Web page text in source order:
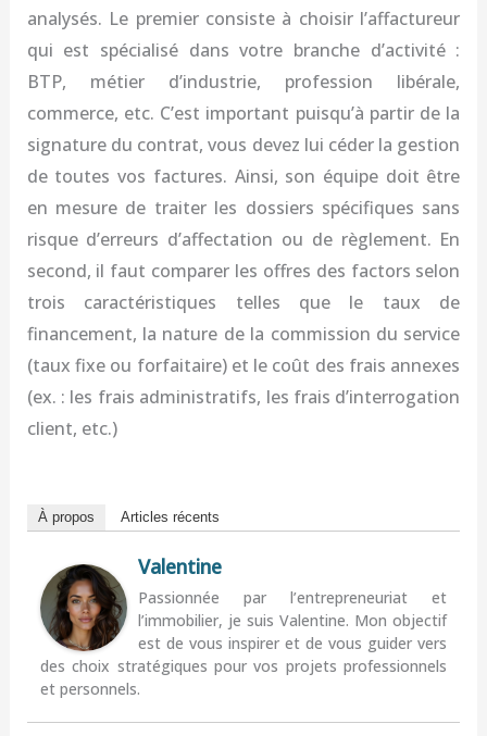
analysés. Le premier consiste à choisir l’affactureur
qui est spécialisé dans votre branche d’activité :
BTP, métier d’industrie, profession libérale,
commerce, etc. C’est important puisqu’à partir de la
signature du contrat, vous devez lui céder la gestion
de toutes vos factures. Ainsi, son équipe doit être
en mesure de traiter les dossiers spécifiques sans
risque d’erreurs d’affectation ou de règlement. En
second, il faut comparer les offres des factors selon
trois caractéristiques telles que le taux de
financement, la nature de la commission du service
(taux fixe ou forfaitaire) et le coût des frais annexes
(ex. : les frais administratifs, les frais d’interrogation
client, etc.)
À propos Articles récents
Valentine
Passionnée par l’entrepreneuriat et
l’immobilier, je suis Valentine. Mon objectif
est de vous inspirer et de vous guider vers
des choix stratégiques pour vos projets professionnels
et personnels.